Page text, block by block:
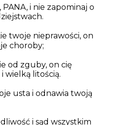
PANA, i nie zapominaj o
twoje nieprawości, on
choroby;
od zguby, on cię
wielką litością.
usta i odnawia twoją
i sąd wszystkim